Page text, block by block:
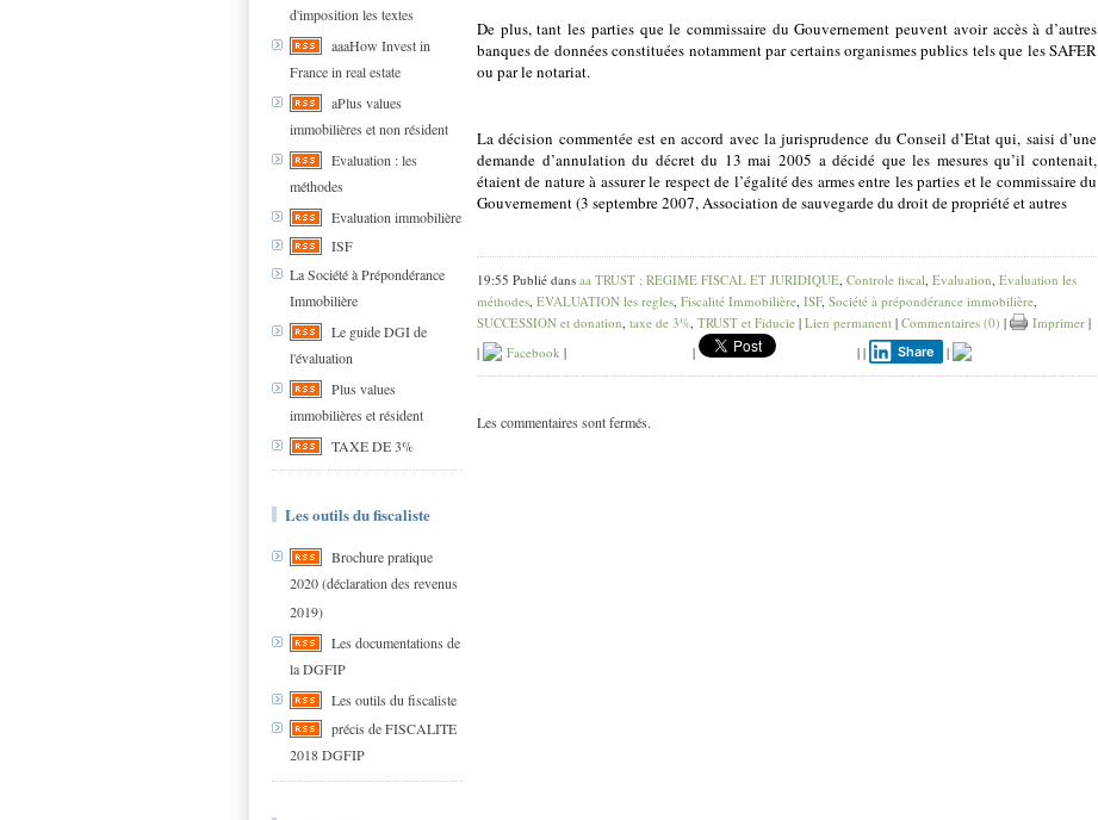
d'imposition les textes
aaaHow Invest in
France in real estate
aPlus values
immobilières et non résident
Evaluation : les
méthodes
Evaluation immobilière
ISF
La Société à Prépondérance
Immobilière
Le guide DGI de
l'évaluation
Plus values
immobilières et résident
TAXE DE 3%
Les outils du fiscaliste
Brochure pratique
2020 (déclaration des revenus
2019)
Les documentations de
la DGFIP
Les outils du fiscaliste
précis de FISCALITE
2018 DGFIP
De plus, tant les parties que le commissaire du Gouvernement peuvent avoir accès à d’autres
banques de données constituées notamment par certains organismes publics tels que les SAFER
ou par le notariat.
La décision commentée est en accord avec la jurisprudence du Conseil d’Etat qui, saisi d’une
demande d’annulation du décret du 13 mai 2005 a décidé que les mesures qu’il contenait,
étaient de nature à assurer le respect de l’égalité des armes entre les parties et le commissaire du
Gouvernement (3 septembre 2007, Association de sauvegarde du droit de propriété et autres
19:55 Publié dans aa TRUST ; REGIME FISCAL ET JURIDIQUE Controle fiscal Evaluation Evaluation les
méthodes EVALUATION les regles Fiscalité Immobilière ISF, Société à prépondérance immobilière
SUCCESSION et donation taxe de 3% TRUST et Fiducie | Lien permanent | Commentaires (0) | Imprimer |
|
Facebook | | | | Share |
Les commentaires sont fermés.